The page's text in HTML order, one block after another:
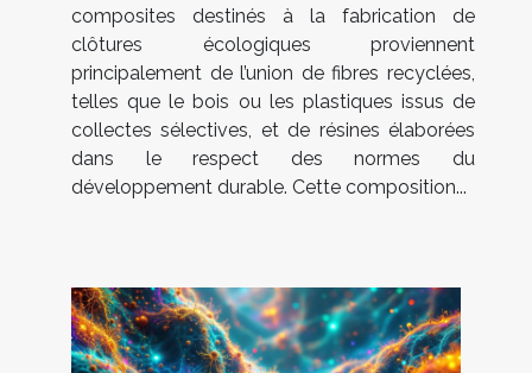
composites destinés à la fabrication de
clôtures écologiques proviennent
principalement de l’union de fibres recyclées,
telles que le bois ou les plastiques issus de
collectes sélectives, et de résines élaborées
dans le respect des normes du
développement durable. Cette composition...